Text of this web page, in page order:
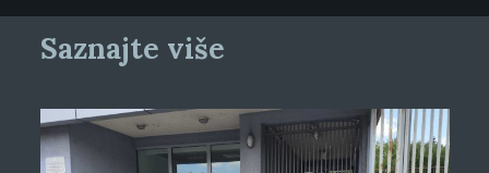
Saznajte više